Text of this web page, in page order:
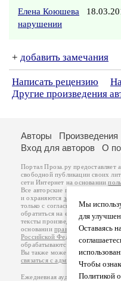
Елена Коюшева
нарушении
+ добавить замечания
Написать рецензию
Другие произведения
Мы
для
Оставаясь
Чтобы
Политикой
Авторы Произведения
Вход для авторов
О
Портал Проза.ру предоставляет
свободной публикации своих
сети Интернет на основании
Все авторские права на
и охраняются законом
.
только с согласия его автора, к
обратиться на его авторской
тексты произведений авторы
основанииправил публикациии
Российской Федерации
обрабатываются на основании
Вы также можете посмотреть
связаться с администрацией
Ежедневная аудитория портала